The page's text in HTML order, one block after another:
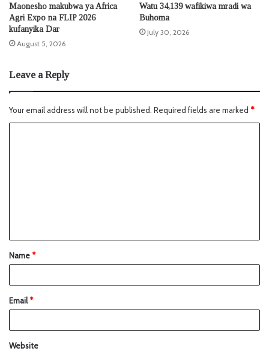
Maonesho makubwa ya Africa
Agri Expo na FLIP 2026
kufanyika Dar
August 5, 2026
Watu 34,139 wafikiwa mradi wa
Buhoma
July 30, 2026
Leave a Reply
Your email address will not be published. Required fields are marked *
Name*
Email*
Website